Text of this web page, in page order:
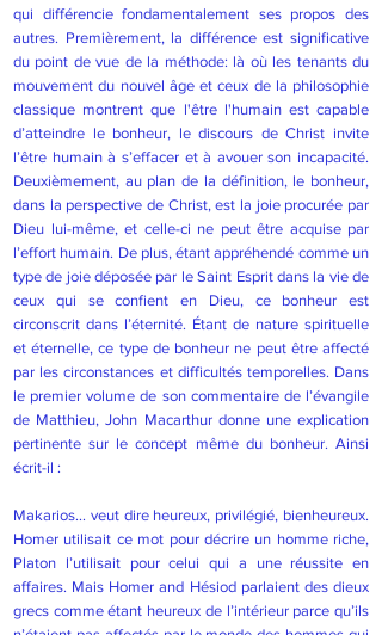
qui différencie fondamentalement ses propos des
autres. Premièrement, la différence est significative
du point de vue de la méthode: là où les tenants du
mouvement du nouvel âge et ceux de la philosophie
classique montrent que l'être l'humain est capable
d’atteindre le bonheur, le discours de Christ invite
l’être humain à s’effacer et à avouer son incapacité.
Deuxièmement, au plan de la définition, le bonheur,
dans la perspective de Christ, est la joie procurée par
Dieu lui-même, et celle-ci ne peut être acquise par
l’effort humain. De plus, étant appréhendé comme un
type de joie déposée par le Saint Esprit dans la vie de
ceux qui se confient en Dieu, ce bonheur est
circonscrit dans l’éternité. Étant de nature spirituelle
et éternelle, ce type de bonheur ne peut être affecté
par les circonstances et difficultés temporelles. Dans
le premier volume de son commentaire de l’évangile
de Matthieu, John Macarthur donne une explication
pertinente sur le concept même du bonheur. Ainsi
écrit-il :
Makarios… veut dire heureux, privilégié, bienheureux.
Homer utilisait ce mot pour décrire un homme riche,
Platon l’utilisait pour celui qui a une réussite en
affaires. Mais Homer and Hésiod parlaient des dieux
grecs comme étant heureux de l’intérieur parce qu’ils